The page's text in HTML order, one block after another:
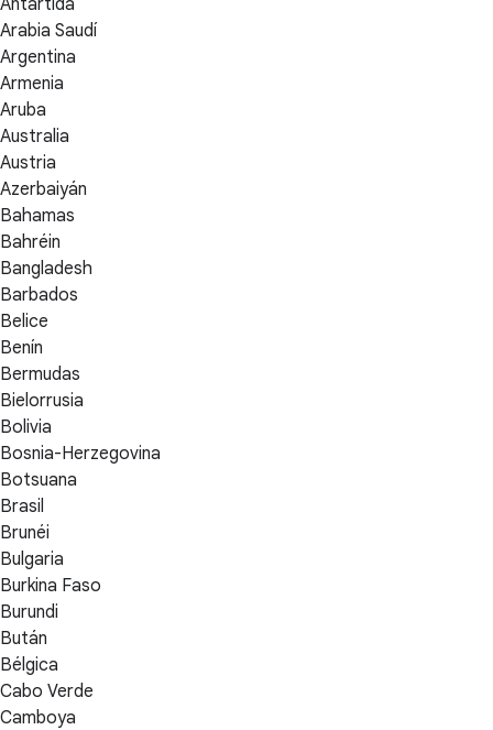
Arabia Saudí
Argentina
Armenia
Aruba
Australia
Austria
Azerbaiyán
Bahamas
Bahréin
Bangladesh
Barbados
Belice
Benín
Bermudas
Bielorrusia
Bolivia
Bosnia-Herzegovina
Botsuana
Brasil
Brunéi
Bulgaria
Burkina Faso
Burundi
Bután
Bélgica
Cabo Verde
Camboya